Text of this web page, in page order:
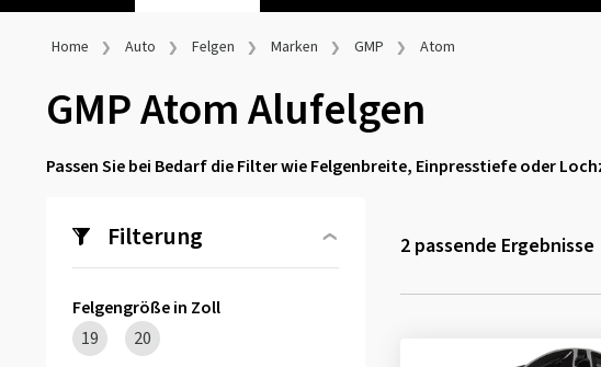
Home Auto Felgen Marken GMP Atom
GMP Atom Alufelgen
Passen Sie bei Bedarf die Filter wie Felgenbreite, Einpresstiefe oder
Filterung
Felgengröße in Zoll
19
20
2 passende Ergebnisse